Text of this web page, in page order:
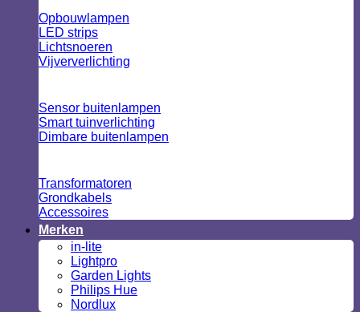
Opbouwlampen
LED strips
Lichtsnoeren
Vijververlichting
Sensor buitenlampen
Smart tuinverlichting
Dimbare buitenlampen
Transformatoren
Grondkabels
Accessoires
Merken
in-lite
Lightpro
Garden Lights
Philips Hue
Nordlux